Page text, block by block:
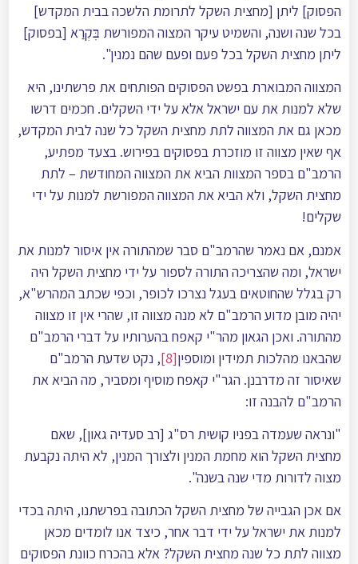
הפסוק] ליתן [מחצית השקל לתרומת הלשכה בבית המקדש]
בכל שנה ושנה, והשמיט עיקר המצוה המפורשת בּׅקְרַא [בפסוק]
ליתן מחצית השקל בכל פעם ופעם שהם נמנין".
המצווה המבוארת בפשט הפסוקים הפותחים את פרשתינו, היא
שלא למנות את עם ישראל אלא על ידי השקלים. חכמים דרשו
מכאן גם את המצווה לתת מחצית השקל כל שנה לבית המקדש,
אף שאין מצווה זו מוזכרת בפסוקים בפירוש. בצעד מפתיע,
הרמב"ם בספר המצוות הביא את המצווה המחודשת – לתת
מחצית השקל, ולא הביא את המצווה המפורשת למנות על ידי
שקלים!
אמנם, אם נאמר שהרמב"ם סבר שמהתורה אין איסור למנות את
ישראל, ומה שהצריכה התורה לספור על ידי מחצית השקל היה
רק בגלל שהחוטאים בעגל נצרכו לכופר, וכפי שכתב המהרש"א,
יהיה מובן מדוע הרמב"ם לא מנה מצווה זו, שהרי אין זו מצווה
מהתורה. ואכן הגאון מהר"י קאפח בהערותיו על דברי הרמב"ם
שהבאנו מהלכות תמידין ומוספין[8]
, נקט שדעת הרמב"ם
שאיסור זה מדרבנן. הגר"י קאפח מוסיף ומסביר, מה הביא את
הרמב"ם להבנה זו:
"ונראה שעמדה בפניו קושית רס"ג [רב סעדיה גאון], שאם
מחצית השקל הוא מחמת המנין ולצורך המנין, לא היתה נקבעת
מצוה לדורות מדי שנה בשנה".
אם אכן הגבייה של מחצית השקל הכתובה בפרשתנו, היתה בכדי
למנות את ישראל על ידי דבר אחר, כיצד אנו לומדים מכאן
מצווה לתת כל שנה מחצית השקל? אלא בהכרח כוונת הפסוקים